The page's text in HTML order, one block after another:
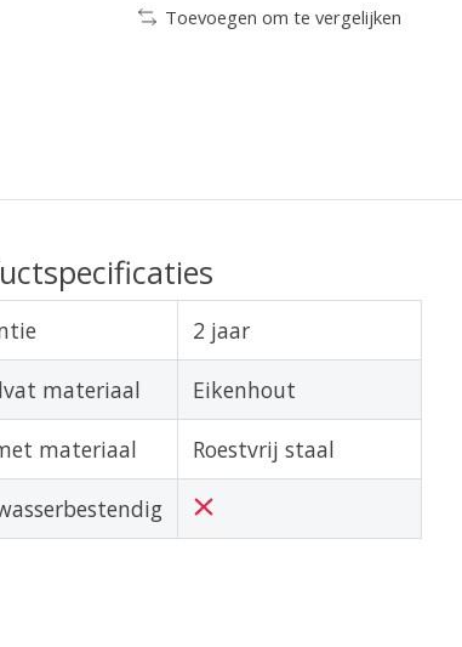
Toevoegen om te vergelijken
2 jaar
materiaal Eikenhout
materiaal Roestvrij staal